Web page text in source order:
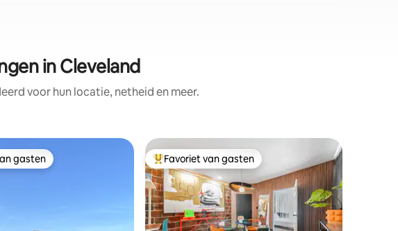
in Cleveland
voor hun locatie, netheid en meer.
gasten
gasten Topfavoriet van gasten
Favoriet van gasten